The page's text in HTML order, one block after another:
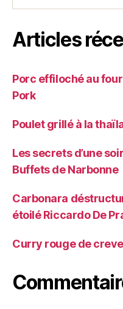
Articles
Porc effiloché au
Pork
Poulet grillé à la
Les secrets d’une
Buffets de Narbonne
Carbonara
étoilé Riccardo De
Curry rouge de